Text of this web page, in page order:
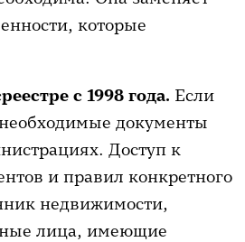
которые
с 1998 года. Если
документы
Доступ к
и правил конкретного
недвижимости,
лица, имеющие